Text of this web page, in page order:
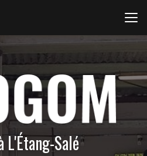
L'Étang-Salé